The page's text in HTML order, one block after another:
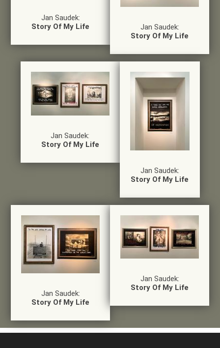
Jan Saudek:
Story Of My Life
Jan Saudek:
Story Of My Life
Jan Saudek:
Story Of My Life
Jan Saudek:
Story Of My Life
Jan Saudek:
Story Of My Life
Jan Saudek:
Story Of My Life